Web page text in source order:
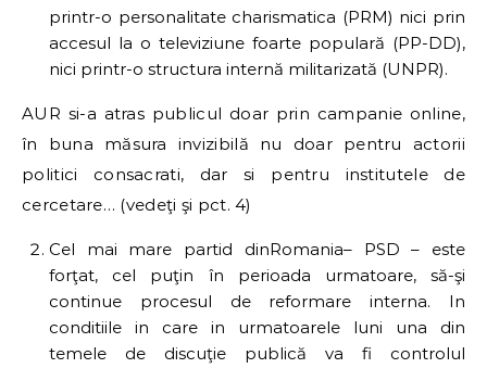
printr-o personalitate charismatica (PRM) nici prin
accesul la o televiziune foarte populară (PP-DD),
nici printr-o structura internă militarizată (UNPR).
AUR si-a atras publicul doar prin campanie online,
în buna măsura invizibilă nu doar pentru actorii
politici consacrati, dar si pentru institutele de
cercetare… (vedeţi şi pct. 4)
Cel mai mare partid dinRomania– PSD – este
forţat, cel puţin în perioada urmatoare, să-şi
continue procesul de reformare interna. In
conditiile in care in urmatoarele luni una din
temele de discuţie publică va fi controlul